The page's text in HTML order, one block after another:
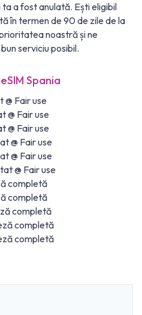
a fost anulată. Ești eligibil
în termen de 90 de zile de la
noastră și ne
serviciu posibil.
Spania
@ Fair use
@ Fair use
@ Fair use
@ Fair use
@ Fair use
@ Fair use
completă
completă
completă
completă
completă